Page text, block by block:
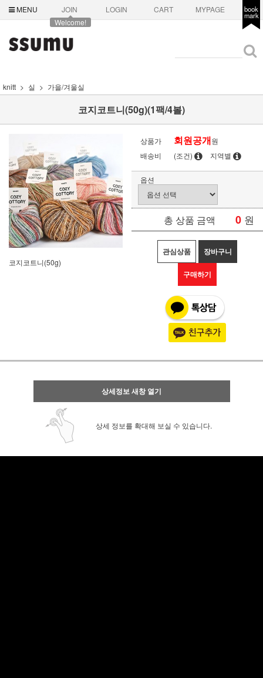
MENU
JOIN
Welcome!
LOGIN CART MYPAGE book
mark
knitt 실 가을/겨울실
코지코트니(50g)(1팩/4볼)
코지코트니(50g)
상품가 회원공개원
배송비
(조건) 지역별
옵션
총 상품 금액 0 원
관심상품 장바구니
구매하기
상세정보 새창 열기
상세 정보를 확대해 보실 수 있습니다.